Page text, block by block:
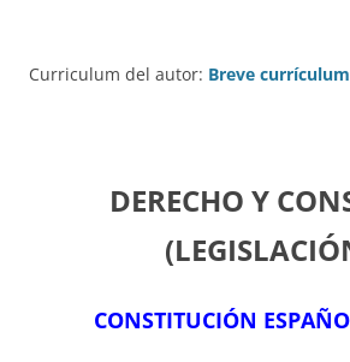
Curriculum del autor: Breve
DERECHO Y
CONSTITUCIÓN